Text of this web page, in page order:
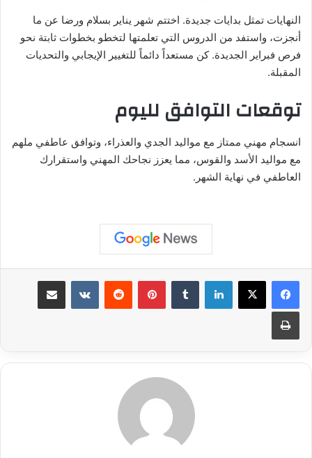
النهايات تمثل بدايات جديدة. اختتم شهر يناير بسلام ورضا عن ما
أنجزت، واستفد من الدروس التي تعلمتها لتخطو بخطوات ثابتة نحو
فرص فبراير الجديدة. كن مستعداً دائماً للتغيير الإيجابي والتحديات
المقبلة.
توقعات التوافق لليوم
انسجام مهني ممتاز مع مواليد الجدي والعذراء، وتوافق عاطفي ملهم
مع مواليد الأسد والقوس، مما يعزز نجاحك المهني واستقرارك
العاطفي في نهاية الشهر.
لينكدإن بينتيريست مشاركة عبر البريد
طباعة